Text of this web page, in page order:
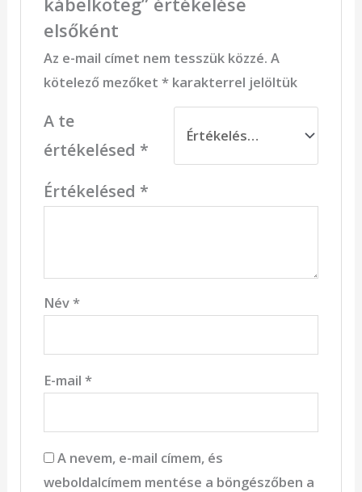
elsőként
Az e-mail címet nem tesszük közzé. A
kötelező mezőket *karakterrel jelöltük
A te
értékelésed *
Értékelésed *
Név*
E-mail *
A nevem, e-mail címem, és
weboldalcímem mentése a böngészőben a